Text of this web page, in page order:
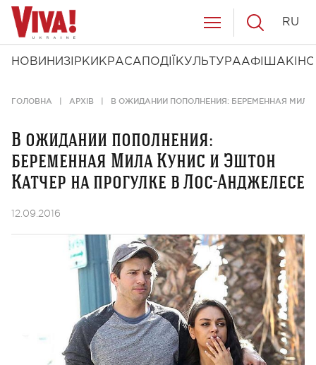
НОВИНИ ЗІРКИ КРАСА ПОДІЇ КУЛЬТУРААФІША КІНО
RU
ГОЛОВНА АРХІВ В ОЖИДАНИИ ПОПОЛНЕНИЯ: БЕРЕМЕННАЯ
В ожидании пополнения:
беременная Мила Кунис и Эштон
Катчер на прогулке в Лос-Анджелесе
12.09.2016